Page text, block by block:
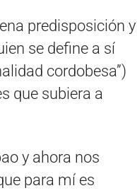
predisposición y
se define a sí
cordobesa”)
que subiera a
y ahora nos
para mí es